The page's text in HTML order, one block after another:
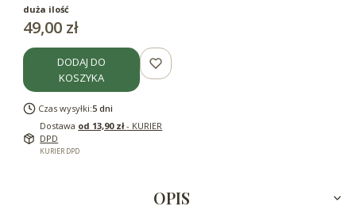
duża ilość
Cena
49,00 zł
DODAJ DO
KOSZYKA
Czas wysyłki:5 dni
Dostawa od 13,90 zł- KURIER
DPD
KURIER DPD
OPIS